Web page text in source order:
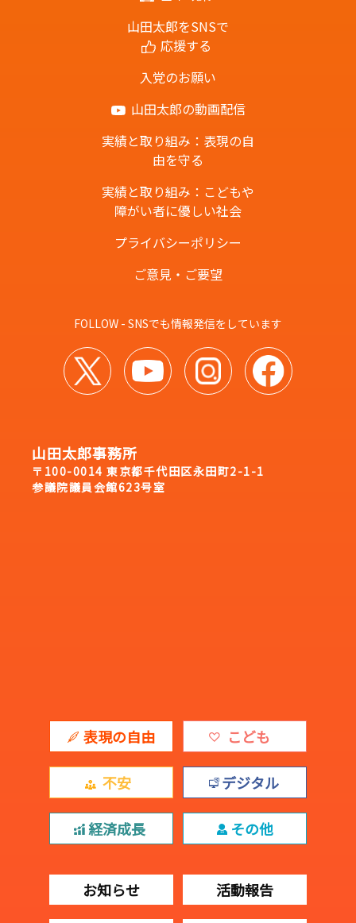
山田太郎をSNSで
応援する
入党のお願い
山田太郎の動画配信
実績と取り組み：表現の自
由を守る
実績と取り組み：こどもや
障がい者に優しい社会
プライバシーポリシー
ご意見・ご要望
FOLLOW - SNSでも情報発信をしています
山田太郎事務所
〒100-0014 東京都千代田区永田町2-1-1
参議院議員会館623号室
表現の自由 こども
不安 デジタル
経済成長 その他
お知らせ 活動報告